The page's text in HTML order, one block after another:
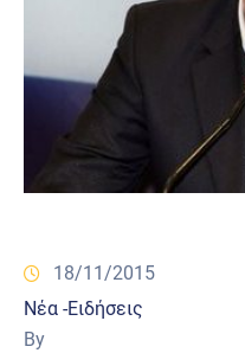
18/11/2015
Νέα -Ειδήσεις
By